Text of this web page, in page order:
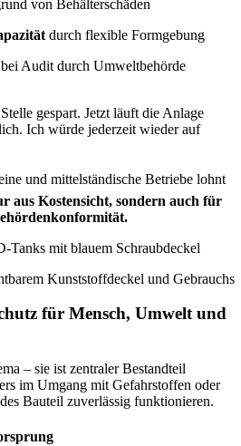
von Behälterschäden
durch flexible Formgebung
bei Audit durch Umweltbehörde
gespart. Jetzt läuft die Anlage
Ich würde jederzeit wieder auf
und mittelständische Betriebe lohnt
aus Kostensicht, sondern auch für
Kunststoffdeckel und
für Mensch, Umwelt und
– sie ist zentraler Bestandteil
im Umgang mit Gefahrstoffen oder
Bauteil zuverlässig funktionieren.